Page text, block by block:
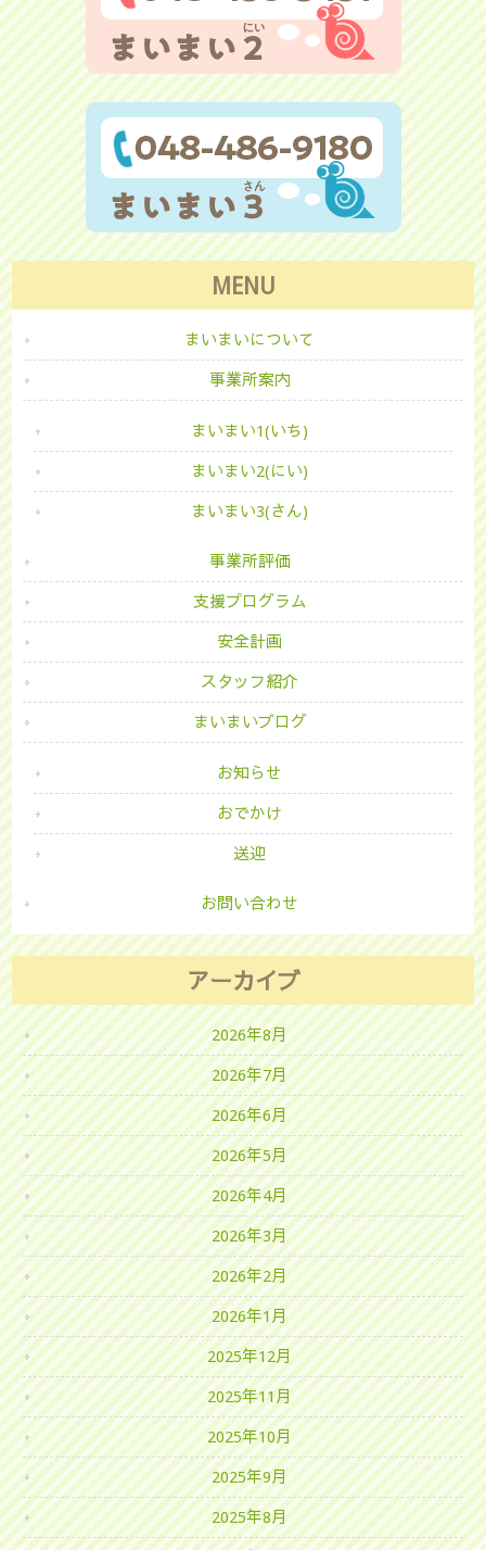
MENU
まいまいについて
事業所案内
まいまい1(いち)
まいまい2(にい)
まいまい3(さん)
事業所評価
支援プログラム
安全計画
スタッフ紹介
まいまいブログ
お知らせ
おでかけ
送迎
お問い合わせ
アーカイブ
2026年8月
2026年7月
2026年6月
2026年5月
2026年4月
2026年3月
2026年2月
2026年1月
2025年12月
2025年11月
2025年10月
2025年9月
2025年8月